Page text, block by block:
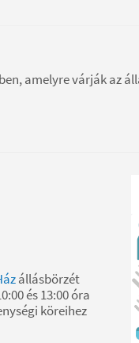
amelyre várják az
állásbörzét
és 13:00 óra
köreihez